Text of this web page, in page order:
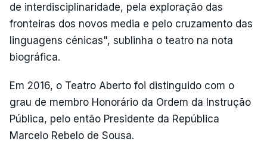
de interdisciplinaridade, pela exploração das
fronteiras dos novos media e pelo cruzamento das
linguagens cénicas", sublinha o teatro na nota
biográfica.
Em 2016, o Teatro Aberto foi distinguido com o
grau de membro Honorário da Ordem da Instrução
Pública, pelo então Presidente da República
Marcelo Rebelo de Sousa.